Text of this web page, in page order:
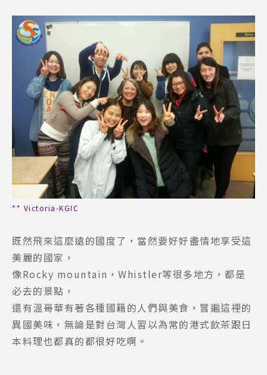
** Victoria-KGIC
既然飛來這麼遠的國度了，當然要好好盡情地享受這
美麗的國家，
像Rocky mountain，Whistler等很多地方，都是
必去的景點，
還有溫哥華有著各種國籍的人們與美食，嘗遍這裡的
異國美味，無論是對台灣人習以為常的港式飲茶跟日
本料理也都真的都很好吃啊。